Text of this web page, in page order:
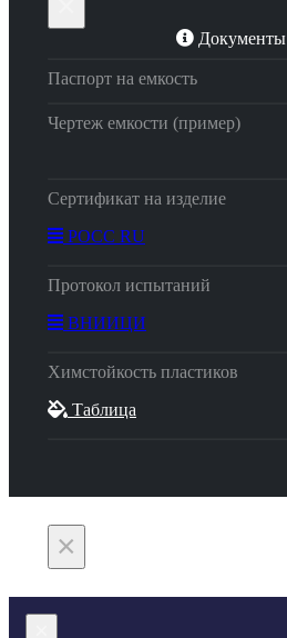
Документы
Паспорт на емкость
Чертеж емкости (пример)
Сертификат на изделие
РОСС RU
Протокол испытаний
ВНИИЦИ
Химстойкость пластиков
Таблица
×